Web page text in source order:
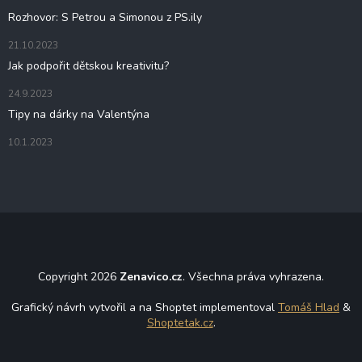
Rozhovor: S Petrou a Simonou z PS.ily
21.10.2023
Jak podpořit dětskou kreativitu?
24.9.2023
Tipy na dárky na Valentýna
10.1.2023
Copyright 2026 Zenavico.cz. Všechna práva vyhrazena.
Grafický návrh vytvořil a na Shoptet implementoval Tomáš Hlad &
Shoptetak.cz.